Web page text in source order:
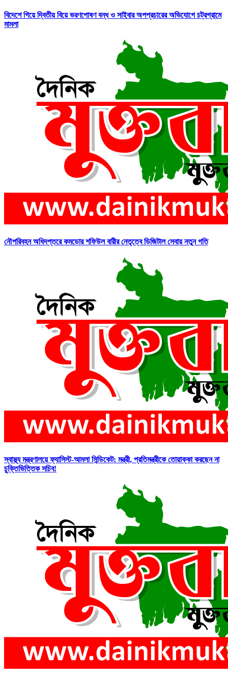
বিদেশে গিয়ে দ্বিতীয় বিয়ে ভরণপোষণ বন্ধ ও সাইবার অপপ্রচারের অভিযোগে চট্রগ্রামে
মামলা
নৌপরিবহন অধিদপ্তরে কমডোর শফিউল বারীর নেতৃত্বে ডিজিটাল সেবায় নতুন গতি
স্বাস্থ্য মন্ত্রণালয়ে ফ্যাসিস্ট-আমলা সিন্ডিকেট: মন্ত্রী, প্রতিমন্ত্রীকে তোয়াক্কা করছেন না
চুক্তিভিত্তিক সচিব!